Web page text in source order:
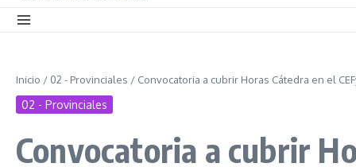
Inicio / 02 - Provinciales / Convocatoria a cubrir Horas Cátedra en el
02 - Provinciales
Convocatoria a cubrir